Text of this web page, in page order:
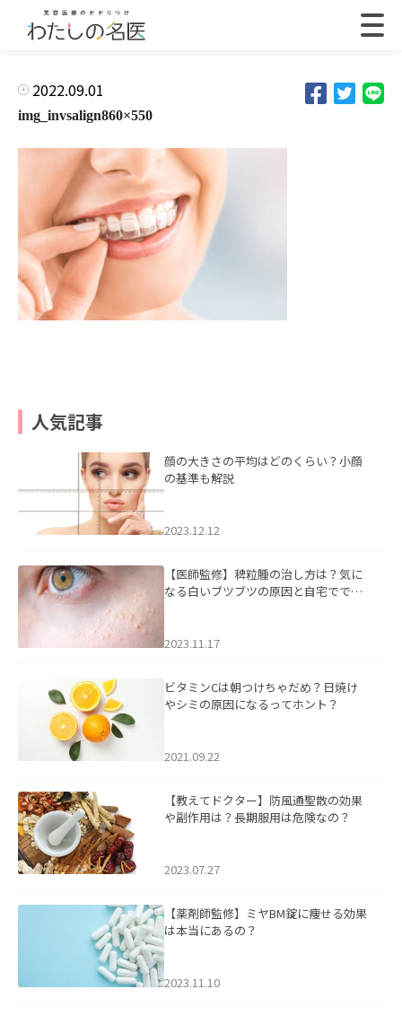
2022.09.01
img_invsalign860×550
人気記事
顔の大きさの平均はどのくらい？小顔
の基準も解説
2023.12.12
【医師監修】稗粒腫の治し方は？気に
なる白いブツブツの原因と自宅ででき
2023.11.17
ビタミンCは朝つけちゃだめ？日焼け
やシミの原因になるってホント？
2021.09.22
【教えてドクター】防風通聖散の効果
や副作用は？長期服用は危険なの？
2023.07.27
【薬剤師監修】ミヤBM錠に痩せる効果
は本当にあるの？
2023.11.10